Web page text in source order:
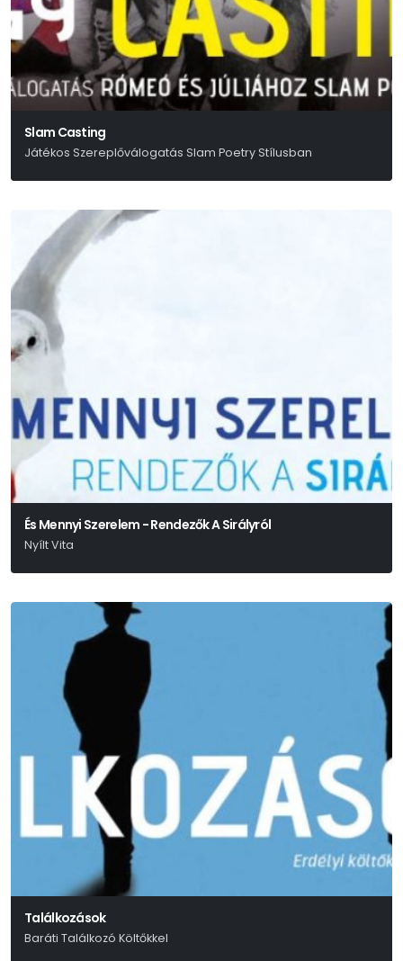
Slam Casting
Játékos Szereplőválogatás Slam Poetry Stílusban
És Mennyi Szerelem - Rendezők A Sirályról
Nyílt Vita
Találkozások
Baráti Találkozó Költőkkel